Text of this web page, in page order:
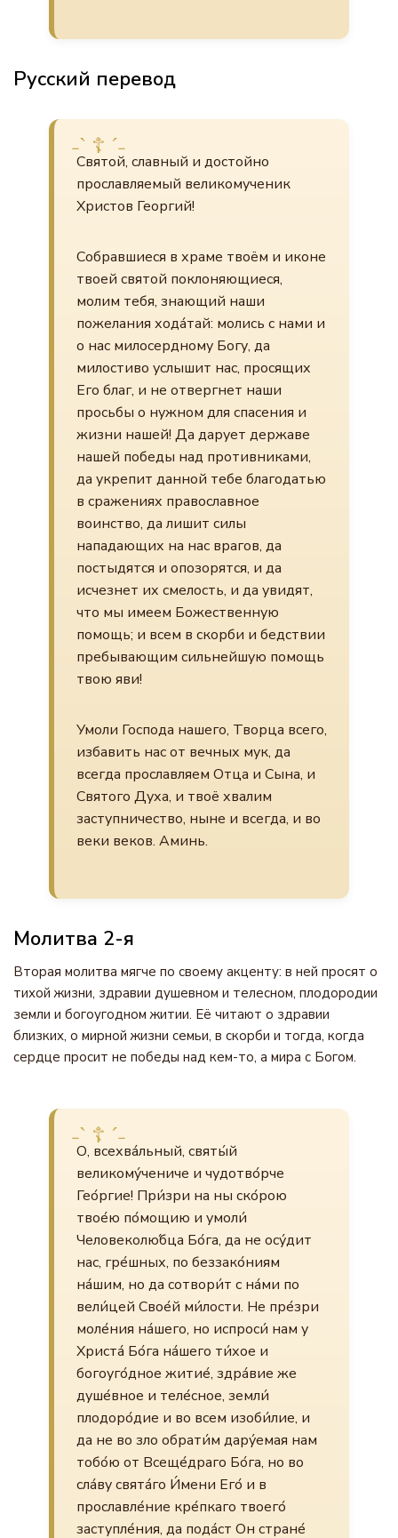
Русский перевод
Святой, славный и достойно
прославляемый великомученик
Христов Георгий!
Собравшиеся в храме твоём и иконе
твоей святой поклоняющиеся,
молим тебя, знающий наши
пожелания хода́тай: молись с нами и
о нас милосердному Богу, да
милостиво услышит нас, просящих
Его благ, и не отвергнет наши
просьбы о нужном для спасения и
жизни нашей! Да дарует державе
нашей победы над противниками,
да укрепит данной тебе благодатью
в сражениях православное
воинство, да лишит силы
нападающих на нас врагов, да
постыдятся и опозорятся, и да
исчезнет их смелость, и да увидят,
что мы имеем Божественную
помощь; и всем в скорби и бедствии
пребывающим сильнейшую помощь
твою яви!
Умоли Господа нашего, Творца всего,
избавить нас от вечных мук, да
всегда прославляем Отца и Сына, и
Святого Духа, и твоё хвалим
заступничество, ныне и всегда, и во
веки веков. Аминь.
Молитва 2-я
Вторая молитва мягче по своему акценту: в ней просят о
тихой жизни, здравии душевном и телесном, плодородии
земли и богоугодном житии. Её читают о здравии
близких, о мирной жизни семьи, в скорби и тогда, когда
сердце просит не победы над кем-то, а мира с Богом.
О, всехва́льный, святы́й
великому́чениче и чудотво́рче
Гео́ргие! При́зри на ны ско́рою
твое́ю по́мощию и умоли́
Человеколю́бца Бо́га, да не осу́дит
нас, гре́шных, по беззако́ниям
на́шим, но да сотвори́т с на́ми по
вели́цей Свое́й ми́лости. Не пре́зри
моле́ния на́шего, но испроси́ нам у
Христа́ Бо́га на́шего ти́хое и
богоуго́дное житие́, здра́вие же
душе́вное и теле́сное, земли́
плодоро́дие и во всем изоби́лие, и
да не во зло обрати́м дару́емая нам
тобо́ю от Всеще́драго Бо́га, но во
сла́ву свята́го И́мени Его́ и в
прославле́ние кре́пкаго твоего́
заступле́ния, да пода́ст Он стране́